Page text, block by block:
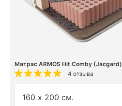
Матрас ARMOS Hit Comby (Jacgard)
4 отзыва